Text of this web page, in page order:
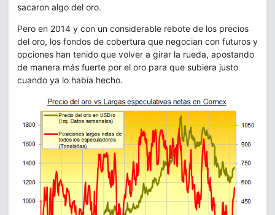
sacaron algo del oro.
Pero en 2014 y con un considerable rebote de los precios
del oro, los fondos de cobertura que negocian con futuros y
opciones han tenido que volver a girar la rueda, apostando
de manera más fuerte por el oro para que subiera justo
cuando ya lo había hecho.